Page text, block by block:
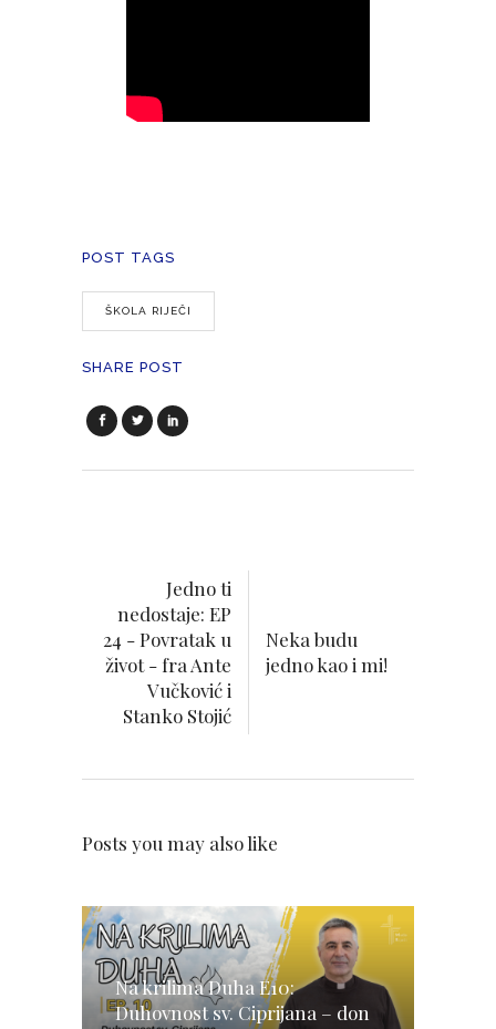
POST TAGS
ŠKOLA RIJEČI
SHARE POST
Jedno ti
nedostaje: EP
24 - Povratak u
život - fra Ante
Vučković i
Stanko Stojić
Neka budu
jedno kao i mi!
Posts you may also like
Na krilima Duha E10:
Duhovnost sv. Ciprijana – don